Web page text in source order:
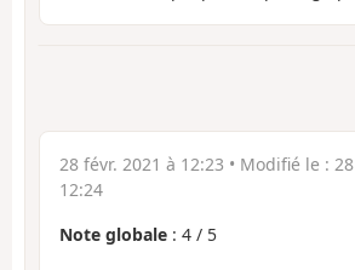
28 févr. 2021 à 12:23 • Modifié le :
12:24
Note globale : 4 / 5